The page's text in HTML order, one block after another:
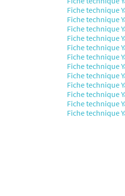
Fiche technique
Fiche technique
Fiche technique
Fiche technique
Fiche technique
Fiche technique
Fiche technique
Fiche technique
Fiche technique
Fiche technique
Fiche technique
Fiche technique